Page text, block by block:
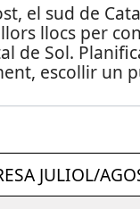
el sud de
llocs per
de Sol.
escollir un
JULIOL/